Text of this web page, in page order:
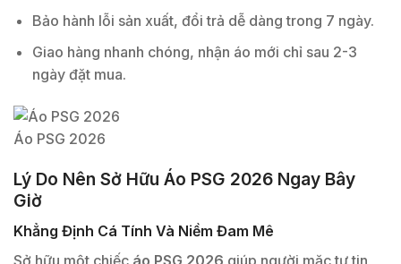
Bảo hành lỗi sản xuất, đổi trả dễ dàng trong 7 ngày.
Giao hàng nhanh chóng, nhận áo mới chỉ sau 2-3
ngày đặt mua.
Áo PSG 2026
Lý Do Nên Sở Hữu Áo PSG 2026 Ngay Bây
Giờ
Khẳng Định Cá Tính Và Niềm Đam Mê
Sở hữu một chiếc áo PSG 2026 giúp người mặc tự tin